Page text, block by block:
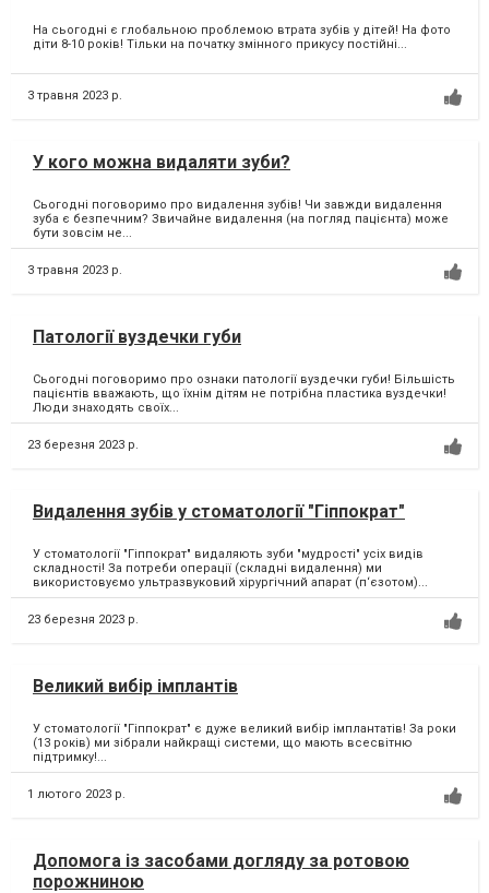
На сьогодні є глобальною проблемою втрата зубів у дітей! На фото
діти 8-10 років! Тільки на початку змінного прикусу постійні...
3 травня 2023 р.
У кого можна видаляти зуби?
Сьогодні поговоримо про видалення зубів! Чи завжди видалення
зуба є безпечним? Звичайне видалення (на погляд пацієнта) може
бути зовсім не...
3 травня 2023 р.
Патології вуздечки губи
Сьогодні поговоримо про ознаки патології вуздечки губи! Більшість
пацієнтів вважають, що їхнім дітям не потрібна пластика вуздечки!
Люди знаходять своїх...
23 березня 2023 р.
Видалення зубів у стоматології "Гіппократ"
У стоматології "Гіппократ" видаляють зуби "мудрості" усіх видів
складності! За потреби операції (складні видалення) ми
використовуємо ультразвуковий хірургічний апарат (п‘єзотом)...
23 березня 2023 р.
Великий вибір імплантів
У стоматології "Гіппократ" є дуже великий вибір імплантатів! За роки
(13 років) ми зібрали найкращі системи, що мають всесвітню
підтримку!...
1 лютого 2023 р.
Допомога із засобами догляду за ротовою
порожниною